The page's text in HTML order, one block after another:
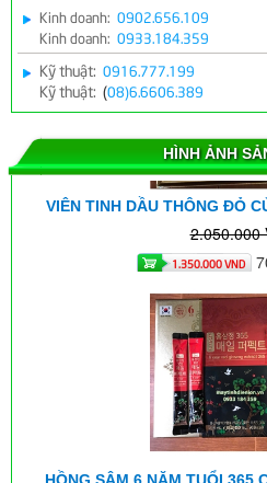
Máy cân bằng ion Z755
Kết quả của bé trai 12 tuổi bại
điện
Kinh doanh: 0902.656.109
Kinh doanh: 0933.184.359
Kỹ thuật: 0916.777.199
Kỹ thuật: (08)6.6606.389
HÌNH ẢNH
VIÊN TINH DẦU THÔNG ĐỎ
2.050.000
1.350.000 VND
HỒNG SÂM 6 NĂM TUỔI 365
HÀN...